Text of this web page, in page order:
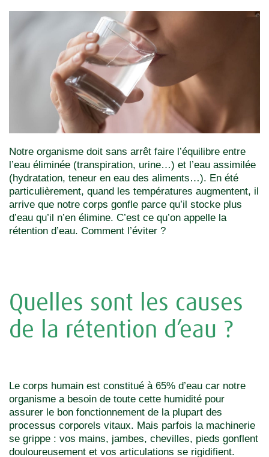
Notre organisme doit sans arrêt faire l’équilibre entre
l’eau éliminée (transpiration, urine…) et l’eau assimilée
(hydratation, teneur en eau des aliments…). En été
particulièrement, quand les températures augmentent, il
arrive que notre corps gonfle parce qu’il stocke plus
d’eau qu’il n’en élimine. C’est ce qu’on appelle la
rétention d’eau. Comment l’éviter ?
Quelles sont les causes
de la rétention d’eau ?
Le corps humain est constitué à 65% d’eau car notre
organisme a besoin de toute cette humidité pour
assurer le bon fonctionnement de la plupart des
processus corporels vitaux. Mais parfois la machinerie
se grippe : vos mains, jambes, chevilles, pieds gonflent
douloureusement et vos articulations se rigidifient.